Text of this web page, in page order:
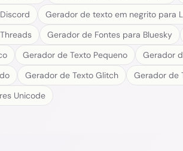
Gerador de texto em negrito para
Gerador de Fontes para Bluesky
Gerador de Texto Pequeno
Gerador
Gerador de Texto Glitch
Gerador de
Unicode